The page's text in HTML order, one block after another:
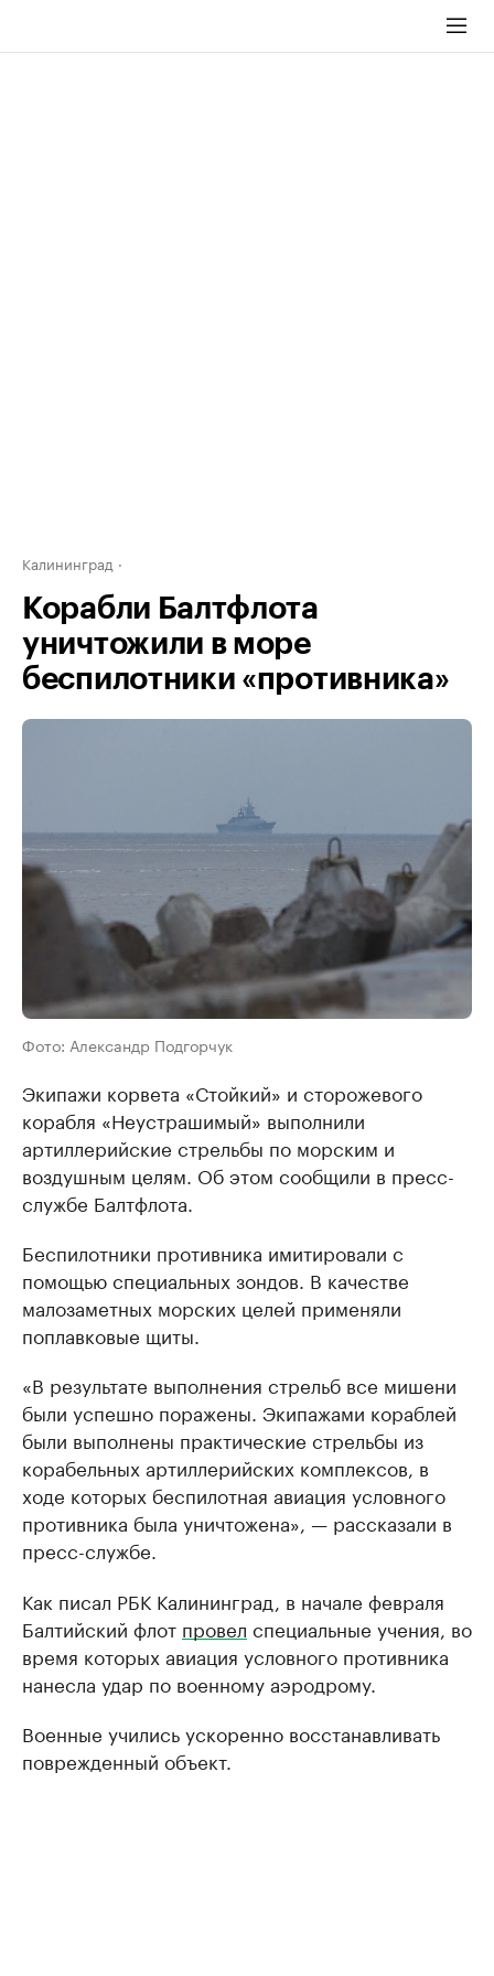
Калининград
Корабли Балтфлота
уничтожили в море
беспилотники «противника»
Фото: Александр Подгорчук
Экипажи корвета «Стойкий» и сторожевого
корабля «Неустрашимый» выполнили
артиллерийские стрельбы по морским и
воздушным целям. Об этом сообщили в пресс-
службе Балтфлота.
Беспилотники противника имитировали с
помощью специальных зондов. В качестве
малозаметных морских целей применяли
поплавковые щиты.
«В результате выполнения стрельб все мишени
были успешно поражены. Экипажами кораблей
были выполнены практические стрельбы из
корабельных артиллерийских комплексов, в
ходе которых беспилотная авиация условного
противника была уничтожена», — рассказали в
пресс-службе.
Как писал РБК Калининград, в начале февраля
Балтийский флот провел специальные учения, во
время которых авиация условного противника
нанесла удар по военному аэродрому.
Военные учились ускоренно восстанавливать
поврежденный объект.